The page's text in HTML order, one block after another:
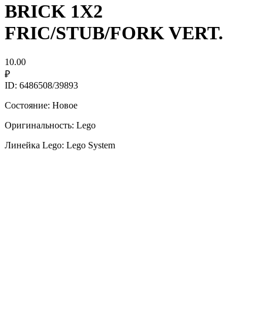
BRICK 1X2
FRIC/STUB/FORK VERT.
10.00
₽
ID: 6486508/39893
Состояние: Новое
Оригинальность: Lego
Линейка Lego: Lego System